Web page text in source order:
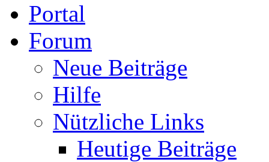
Portal
Forum
Neue Beiträge
Hilfe
Nützliche Links
Heutige Beiträge